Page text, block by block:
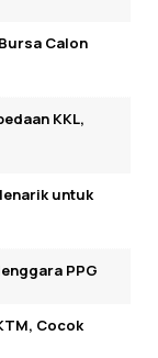
Calon
KKL,
untuk
PPG
Cocok